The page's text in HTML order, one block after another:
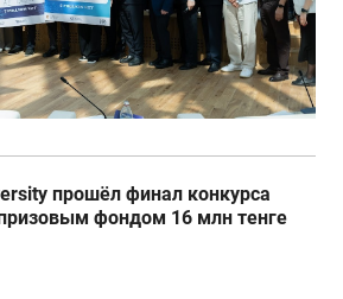
прошёл финал конкурса
фондом 16 млн тенге